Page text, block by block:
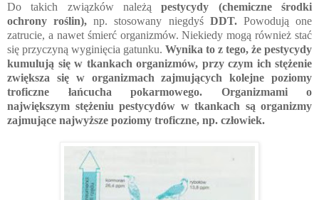
Do takich związków należąpestycydy (chemiczne środki
ochrony roślin),np. stosowany niegdyś DDT. Powodują one
zatrucie, a nawet śmierć organizmów. Niekiedy mogą również stać
się przyczyną wyginięcia gatunku. Wynika to z tego, że pestycydy
kumulują się w tkankach organizmów, przy czym ich stężenie
zwiększa się w organizmach zajmujących kolejne poziomy
troficzne łańcucha pokarmowego. Organizmami o
największym stężeniu pestycydów w tkankach są organizmy
zajmujące najwyższe poziomy troficzne, np. człowiek.